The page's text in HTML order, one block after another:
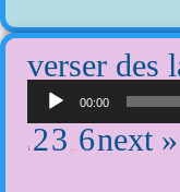
verser des
00:00
1 23 6next »